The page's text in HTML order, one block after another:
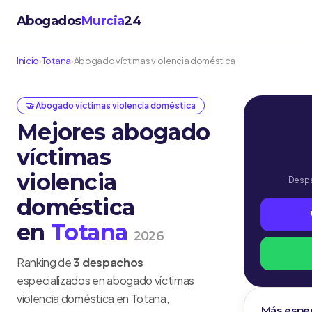
AbogadosMurcia24
Inicio›Totana›Abogado víctimas violencia doméstica
🤝 Abogado víctimas violencia doméstica
Mejores abogado
víctimas
violencia
doméstica
en Totana 2026
Ranking de3 despachos
especializados en abogado víctimas
violencia doméstica en Totana,